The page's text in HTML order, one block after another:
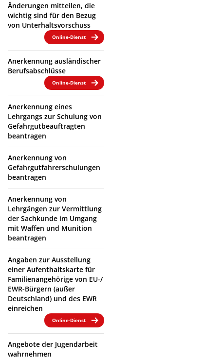
Änderungen mitteilen, die
wichtig sind für den Bezug
von Unterhaltsvorschuss
Online-Dienst
Anerkennung ausländischer
Berufsabschlüsse
Online-Dienst
Anerkennung eines
Lehrgangs zur Schulung von
Gefahrgutbeauftragten
beantragen
Anerkennung von
Gefahrgutfahrerschulungen
beantragen
Anerkennung von
Lehrgängen zur Vermittlung
der Sachkunde im Umgang
mit Waffen und Munition
beantragen
Angaben zur Ausstellung
einer Aufenthaltskarte für
Familienangehörige von EU-/
EWR-Bürgern (außer
Deutschland) und des EWR
einreichen
Online-Dienst
Angebote der Jugendarbeit
wahrnehmen